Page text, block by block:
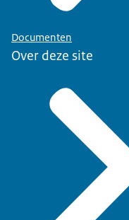
Documenten
Over deze site